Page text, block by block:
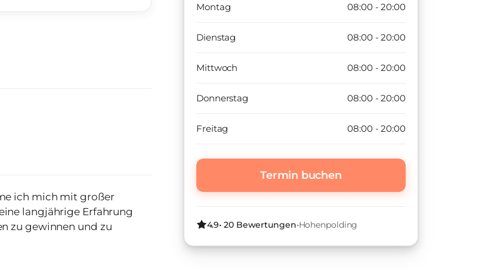
ich mich mit großer
langjährige Erfahrung
zu gewinnen und zu
Montag 08:00 - 20:00
Dienstag 08:00 - 20:00
Mittwoch 08:00 - 20:00
Donnerstag 08:00 - 20:00
Freitag 08:00 - 20:00
Termin buchen
4.9•20Bewertungen•Hohenpolding